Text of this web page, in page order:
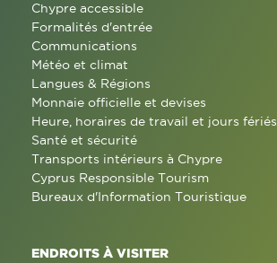
Chypre accessible
Formalités d'entrée
Communications
Météo et climat
Langues & Régions
Monnaie officielle et devises
Heure, horaires de travail et jours fériés
Santé et sécurité
Transports intérieurs à Chypre
Cyprus Responsible Tourism
Bureaux d'Information Touristique
ENDROITS À VISITER